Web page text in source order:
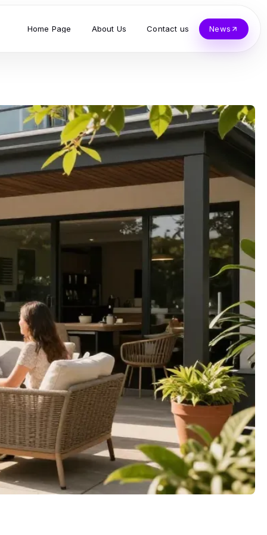
Home Page About Us Contact us News